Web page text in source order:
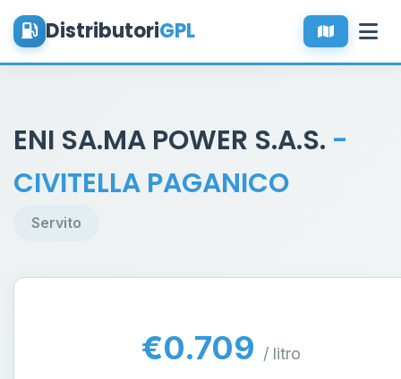
DistributoriGPL
ENI SA.MA POWER S.A.S. -
CIVITELLA PAGANICO
Servito
€0.709 / litro